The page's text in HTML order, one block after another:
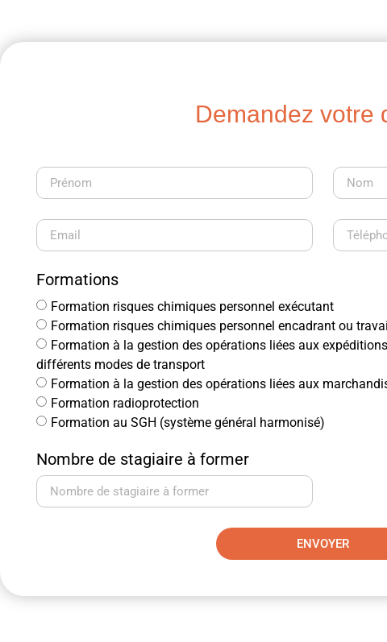
Demandez votre
Formations
Formation risques chimiques personnel exécutant
Formation risques chimiques personnel encadrant ou
Formation à la gestion des opérations liées aux
différents modes de transport
Formation à la gestion des opérations liées aux
Formation radioprotection
Formation au SGH (système général harmonisé)
Nombre de stagiaire à former
ENVOYER